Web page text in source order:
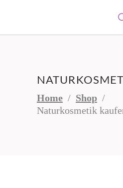
Home / Shop /
Naturkosmetik